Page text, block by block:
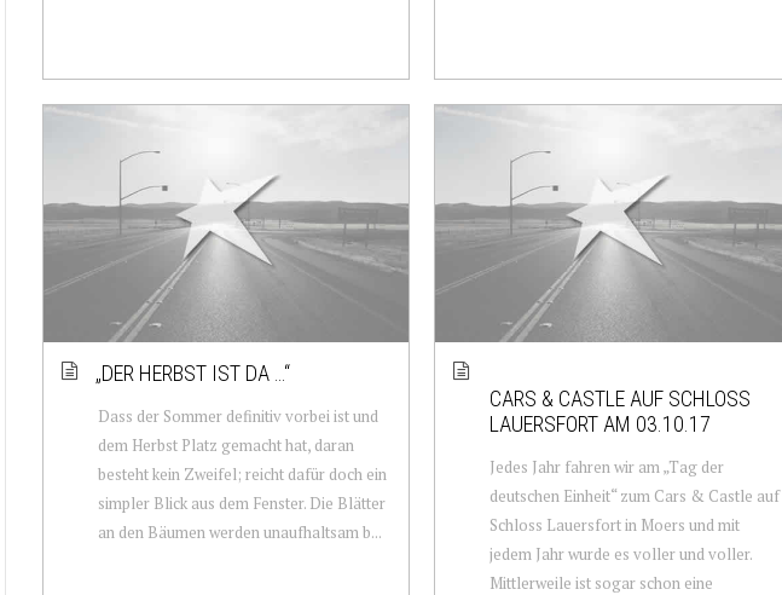
„DER HERBST IST DA …“
Dass der Sommer definitiv vorbei ist und
dem Herbst Platz gemacht hat, daran
besteht kein Zweifel; reicht dafür doch ein
simpler Blick aus dem Fenster. Die Blätter
an den Bäumen werden unaufhaltsam b...
CARS & CASTLE AUF SCHLOSS
LAUERSFORT AM 03.10.17
Jedes Jahr fahren wir am „Tag der
deutschen Einheit“ zum Cars & Castle auf
Schloss Lauersfort in Moers und mit
jedem Jahr wurde es voller und voller.
Mittlerweile ist sogar schon eine